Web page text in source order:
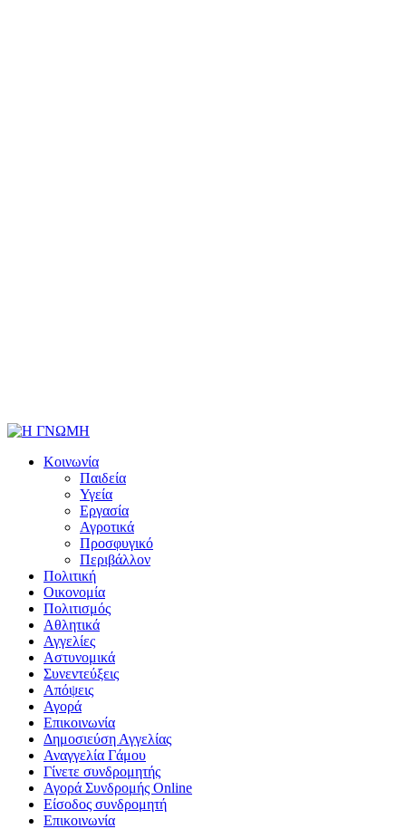
Κοινωνία
Παιδεία
Υγεία
Εργασία
Αγροτικά
Προσφυγικό
Περιβάλλον
Πολιτική
Οικονομία
Πολιτισμός
Αθλητικά
Αγγελίες
Αστυνομικά
Συνεντεύξεις
Απόψεις
Αγορά
Επικοινωνία
Δημοσιεύση Αγγελίας
Αναγγελία Γάμου
Γίνετε συνδρομητής
Αγορά Συνδρομής Online
Είσοδος συνδρομητή
Επικοινωνία